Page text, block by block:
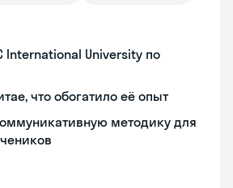
International University по
что обогатило её опыт
методику для